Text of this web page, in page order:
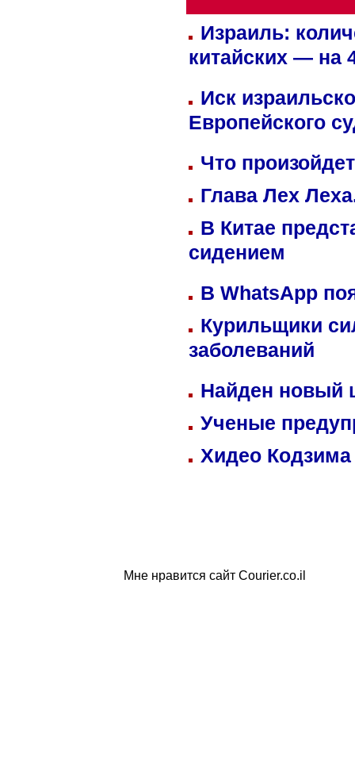
Израиль:
китайских — на
Иск
Европейского
Что
Глава Лех
В Китае
сидением
В WhatsApp
Курильщики
заболеваний
Найден
Ученые
Хидео
Мне нравится сайт Courier.co.il